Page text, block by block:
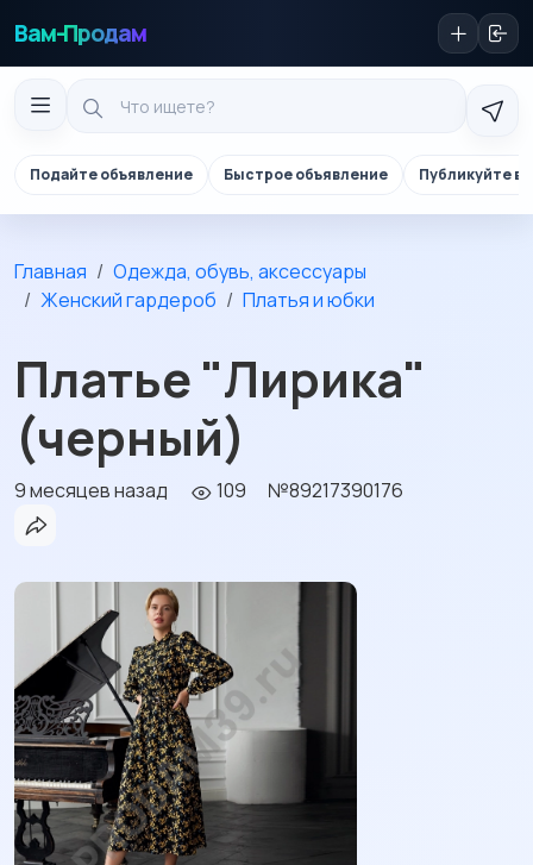
Вам-Продам
Подайте объявление Быстрое объявление Публикуйте в
Главная
Одежда, обувь, аксессуары
Женский гардероб
Платья и юбки
Платье "Лирика"
(черный)
9 месяцев назад 109 №89217390176